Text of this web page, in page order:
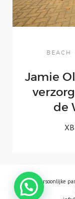
BEACH
Jamie
de
Uw persoonlijke